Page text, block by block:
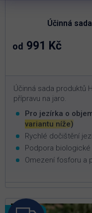
Účinná
od 991 Kč
Účinná sada produktů
přípravu na jaro.
Pro jezírka o
variantu níže)
Rychlé dočištění
Podpora
Omezení fosforu a
Novinka